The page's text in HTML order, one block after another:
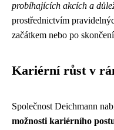
probíhajících akcích a
prostřednictvím
začátkem nebo po
Kariérní růst v
Společnost Deichmann
možnosti kariérního